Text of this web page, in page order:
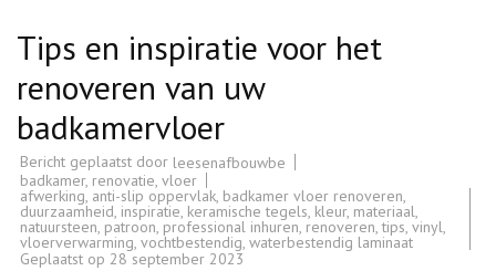
Tips en inspiratie voor het
renoveren van uw
badkamervloer
Bericht geplaatst door leesenafbouwbe
badkamer, renovatie, vloer
afwerking, anti-slip oppervlak, badkamer vloer renoveren,
duurzaamheid, inspiratie, keramische tegels, kleur, materiaal,
natuursteen, patroon, professional inhuren, renoveren,tips, vinyl,
vloerverwarming, vochtbestendig, waterbestendig laminaat
Geplaatst op 28 september 2023